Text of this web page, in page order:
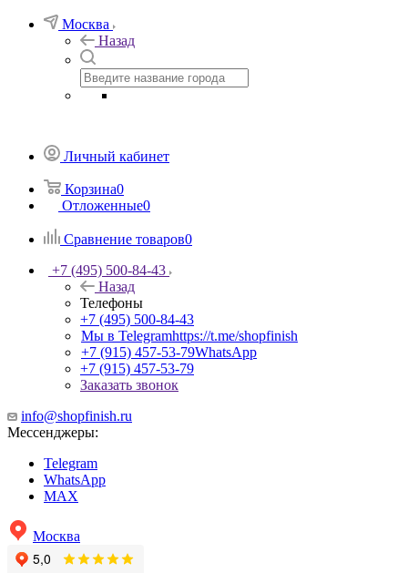
Москва
Назад
Личный кабинет
Корзина0
Отложенные0
Сравнение товаров0
+7 (495) 500-84-43
Назад
Телефоны
+7 (495) 500-84-43
Мы в Telegramhttps://t.me/shopfinish
+7 (915) 457-53-79WhatsApp
+7 (915) 457-53-79
Заказать звонок
info@shopfinish.ru
Мессенджеры:
Telegram
WhatsApp
MAX
Москва